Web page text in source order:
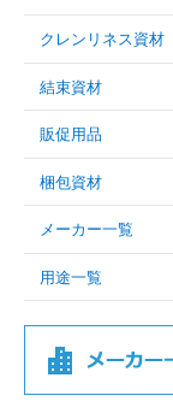
クレンリネス資材
結束資材
販促用品
梱包資材
メーカー一覧
用途一覧